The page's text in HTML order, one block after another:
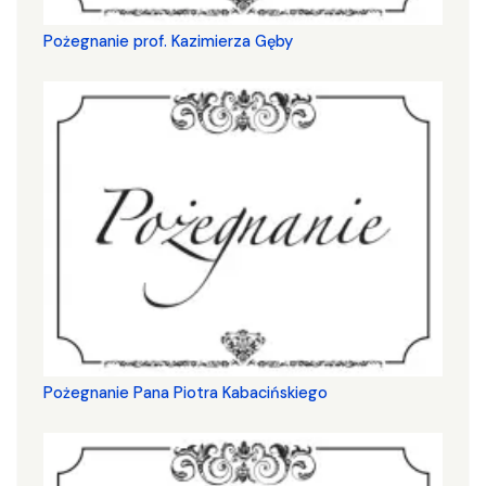
Pożegnanie prof. Kazimierza Gęby
Pożegnanie Pana Piotra Kabacińskiego